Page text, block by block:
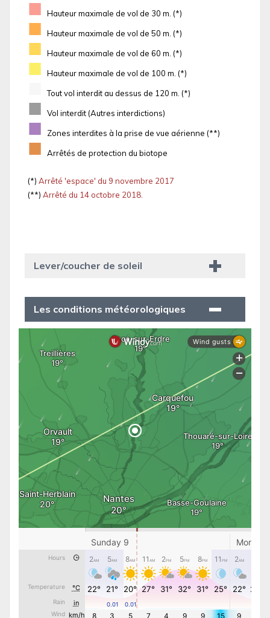
■ Hauteur maximale de vol de 30 m. (*)
■ Hauteur maximale de vol de 50 m. (*)
■ Hauteur maximale de vol de 60 m. (*)
■ Hauteur maximale de vol de 100 m. (*)
Tout vol interdit au dessus de 120 m. (*)
■ Vol interdit (Autres interdictions)
■ Zones interdites à la prise de vue aérienne (**)
■ Arrêtés de protection du biotope
(*) Arrêté 'espace' du 9 novembre 2017
(**) Arrêté du 14 octobre 2018.
Lever/coucher de soleil
Les conditions météorologiques